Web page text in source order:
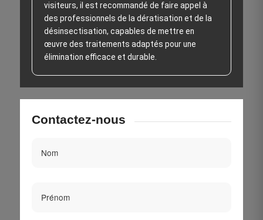
visiteurs, il est recommandé de faire appel à
des professionnels de la dératisation et de la
désinsectisation, capables de mettre en
œuvre des traitements adaptés pour une
élimination efficace et durable.
Contactez-nous